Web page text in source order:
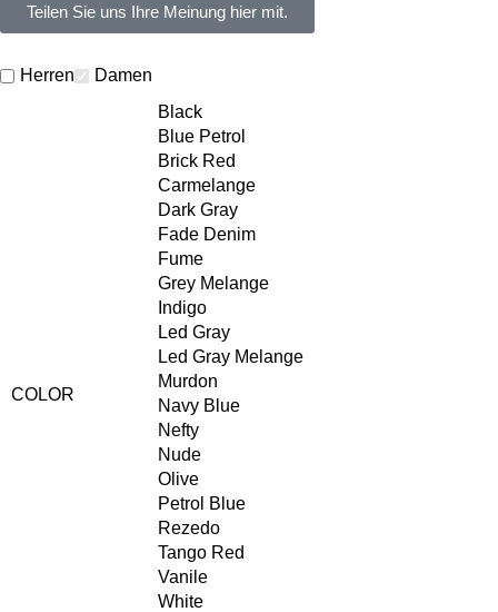
Teilen Sie uns Ihre Meinung hier mit.
Herren Damen
COLOR
Black
Blue Petrol
Brick Red
Carmelange
Dark Gray
Fade Denim
Fume
Grey Melange
Indigo
Led Gray
Led Gray Melange
Murdon
Navy Blue
Nefty
Nude
Olive
Petrol Blue
Rezedo
Tango Red
Vanile
White